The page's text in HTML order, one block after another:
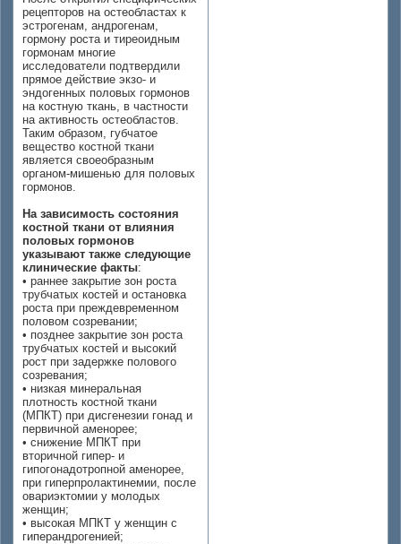
рецепторов на остеобластах к
эстрогенам, андрогенам,
гормону роста и тиреоидным
гормонам многие
исследователи подтвердили
прямое действие экзо- и
эндогенных половых гормонов
на костную ткань, в частности
на активность остеобластов.
Таким образом, губчатое
вещество костной ткани
является своеобразным
органом-мишенью для половых
гормонов.
На зависимость состояния
костной ткани от влияния
половых гормонов
указывают также следующие
клинические факты:
• раннее закрытие зон роста
трубчатых костей и остановка
роста при преждевременном
половом созревании;
• позднее закрытие зон роста
трубчатых костей и высокий
рост при задержке полового
созревания;
• низкая минеральная
плотность костной ткани
(МПКТ) при дисгенезии гонад и
первичной аменорее;
• снижение МПКТ при
вторичной гипер- и
гипогонадотропной аменорее,
при гиперпролактинемии, после
овариэктомии у молодых
женщин;
• высокая МПКТ у женщин с
гиперандрогенией;